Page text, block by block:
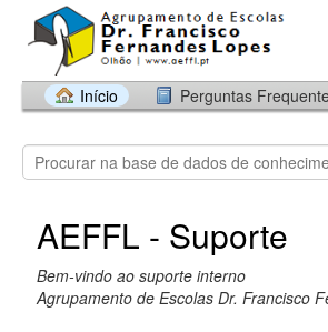
Início Perguntas
AEFFL - Suporte
Bem-vindo ao suporte interno
Agrupamento de Escolas Dr. Francisco